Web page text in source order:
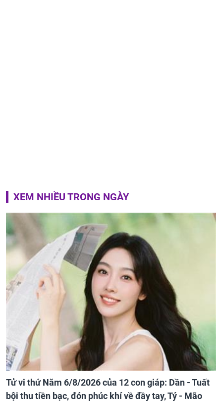
XEM NHIỀU TRONG NGÀY
Tử vi thứ Năm 6/8/2026 của 12 con giáp: Dần - Tuất
bội thu tiền bạc, đón phúc khí về đầy tay, Tý - Mão